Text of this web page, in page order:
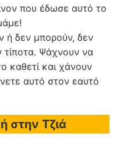
που έδωσε αυτό το
ή δεν μπορούν, δεν
τίποτα. Ψάχνουν να
καθετί και χάνουν
αυτό στον εαυτό
στην Τζιά